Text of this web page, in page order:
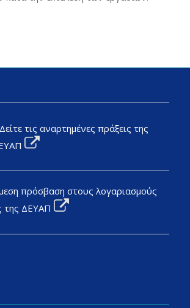
τις αναρτημένες πράξεις της
πρόσβαση στους λογαριασμούς
της ΔΕΥΑΠ